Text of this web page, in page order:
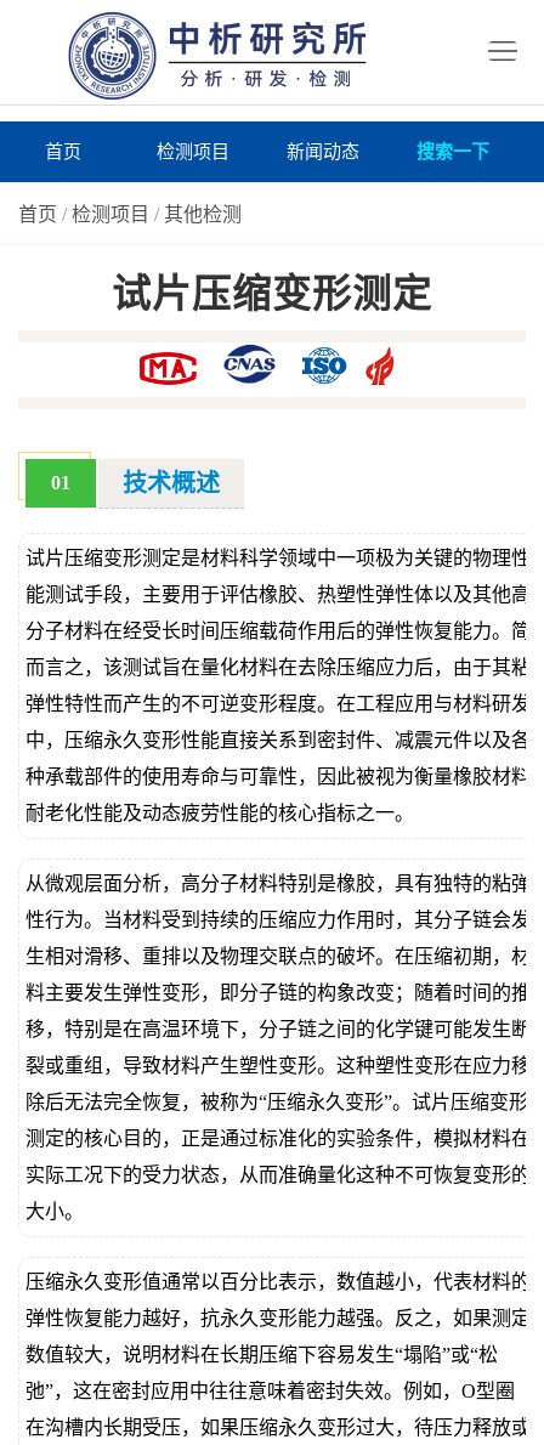
首页 检测项目 新闻动态 搜索一下
首页 /检测项目 /其他检测
试片压缩变形测定
01 技术概述
试片压缩变形测定是材料科学领域中一项极为关键的物理性
能测试手段，主要用于评估橡胶、热塑性弹性体以及其他高
分子材料在经受长时间压缩载荷作用后的弹性恢复能力。简
而言之，该测试旨在量化材料在去除压缩应力后，由于其粘
弹性特性而产生的不可逆变形程度。在工程应用与材料研发
中，压缩永久变形性能直接关系到密封件、减震元件以及各
种承载部件的使用寿命与可靠性，因此被视为衡量橡胶材料
耐老化性能及动态疲劳性能的核心指标之一。
从微观层面分析，高分子材料特别是橡胶，具有独特的粘弹
性行为。当材料受到持续的压缩应力作用时，其分子链会发
生相对滑移、重排以及物理交联点的破坏。在压缩初期，材
料主要发生弹性变形，即分子链的构象改变；随着时间的推
移，特别是在高温环境下，分子链之间的化学键可能发生断
裂或重组，导致材料产生塑性变形。这种塑性变形在应力移
除后无法完全恢复，被称为“压缩永久变形”。试片压缩变形
测定的核心目的，正是通过标准化的实验条件，模拟材料在
实际工况下的受力状态，从而准确量化这种不可恢复变形的
大小。
压缩永久变形值通常以百分比表示，数值越小，代表材料的
弹性恢复能力越好，抗永久变形能力越强。反之，如果测定
数值较大，说明材料在长期压缩下容易发生“塌陷”或“松
弛”，这在密封应用中往往意味着密封失效。例如，O型圈
在沟槽内长期受压，如果压缩永久变形过大，待压力释放或
价
真
伪
查
询